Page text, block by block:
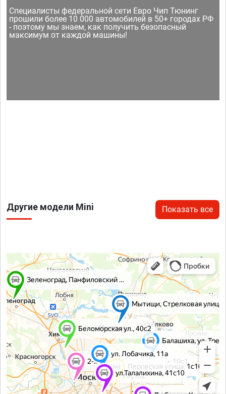
Специалисты федеральной сети Евро Чип Тюнинг
прошили более 10 000 автомобилей в 50+ городах РФ
- поэтому мы знаем, как получить безопасный
максимум от каждой машины!
Другие модели Mini Показать все